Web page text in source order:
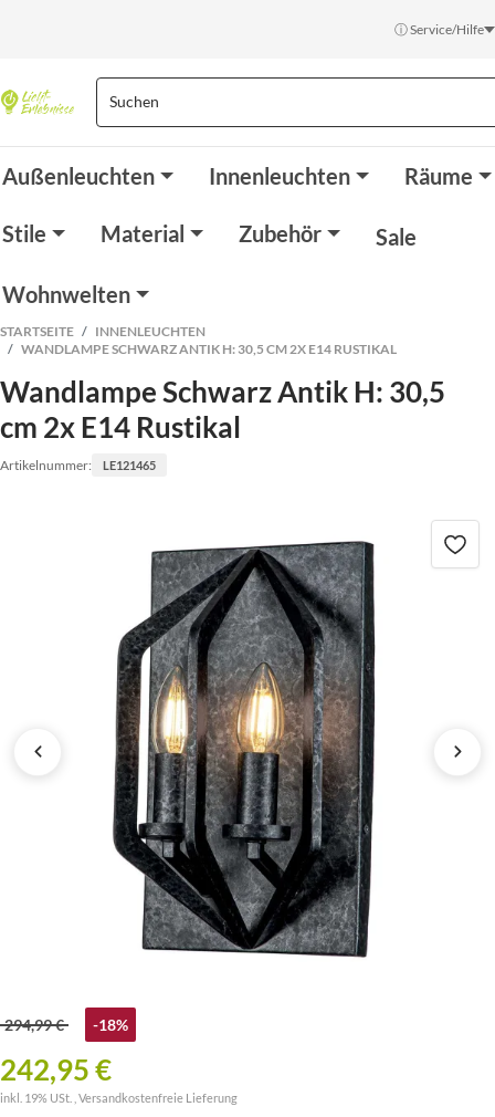
ⓘ Service/Hilfe
Außenleuchten Innenleuchten Räume
Stile Material Zubehör Sale
Wohnwelten
STARTSEITE
INNENLEUCHTEN
WANDLAMPE SCHWARZ ANTIK H: 30,5 CM 2X E14 RUSTIKAL
Wandlampe Schwarz Antik H: 30,5
cm 2x E14 Rustikal
Artikelnummer: LE121465
294,99 € -18%
242,95 €
inkl. 19% USt. , Versandkostenfreie Lieferung